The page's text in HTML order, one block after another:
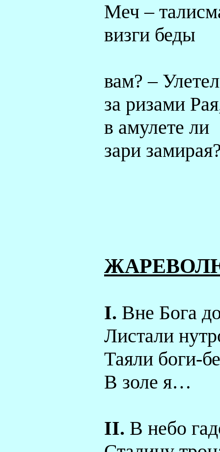
Меч –
визги беды
вам? –
за ризами
в амулете ли
зари
I. Вне Бога
Листали
Таяли боги-
В золе я…
II. В небо